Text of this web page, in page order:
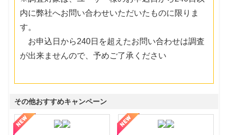
内に弊社へお問い合わせいただいたものに限りま
す。
お申込日から240日を超えたお問い合わせは調査
が出来ませんので、予めご了承ください
その他おすすめキャンペーン